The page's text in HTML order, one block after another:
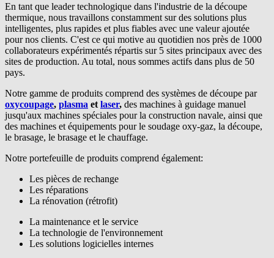
En tant que leader technologique dans l'industrie de la découpe
thermique, nous travaillons constamment sur des solutions plus
intelligentes, plus rapides et plus fiables avec une valeur ajoutée
pour nos clients. C'est ce qui motive au quotidien nos près de 1000
collaborateurs expérimentés répartis sur 5 sites principaux avec des
sites de production. Au total, nous sommes actifs dans plus de 50
pays.
Notre gamme de produits comprend des systèmes de découpe par
oxycoupage, plasma et laser, des machines à guidage manuel
jusqu'aux machines spéciales pour la construction navale, ainsi que
des machines et équipements pour le soudage oxy-gaz, la découpe,
le brasage, le brasage et le chauffage.
Notre portefeuille de produits comprend également:
Les pièces de rechange
Les réparations
La rénovation (rétrofit)
La maintenance et le service
La technologie de l'environnement
Les solutions logicielles internes